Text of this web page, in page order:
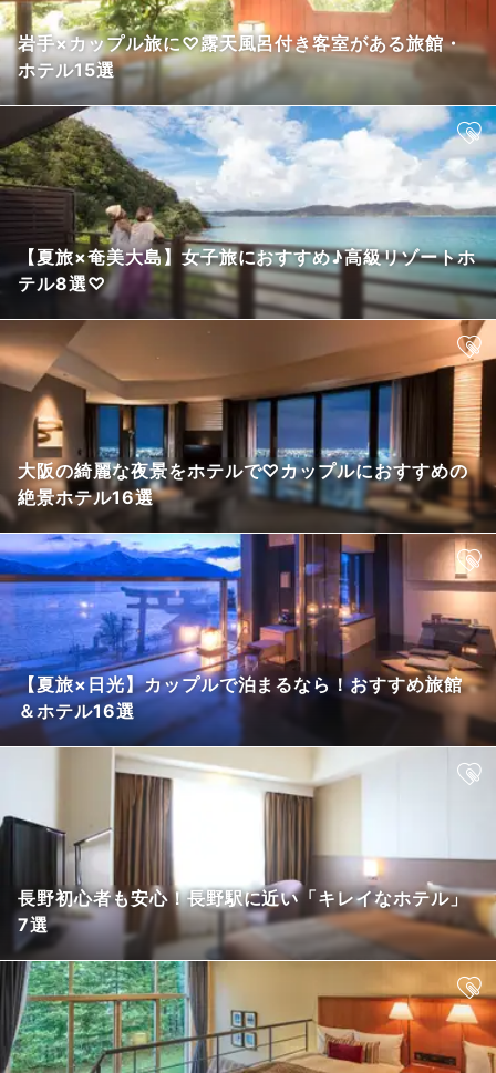
岩手×カップル旅に♡露天風呂付き客室がある旅館・
ホテル15選
【夏旅×奄美大島】女子旅におすすめ♪高級リゾートホ
テル8選♡
大阪の綺麗な夜景をホテルで♡カップルにおすすめの
絶景ホテル16選
【夏旅×日光】カップルで泊まるなら！おすすめ旅館
＆ホテル16選
長野初心者も安心！長野駅に近い「キレイなホテル」
7選